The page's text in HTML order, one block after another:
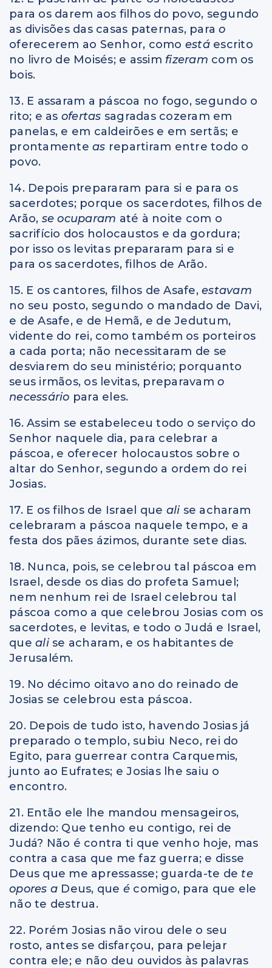
para os darem aos filhos do povo, segundo
as divisões das casas paternas, parao
oferecerem ao Senhor, como está escrito
no livro de Moisés; e assim fizeram com os
bois.
13. E assaram a páscoa no fogo, segundo o
rito; e as ofertas sagradas cozeram em
panelas, e em caldeirões e em sertãs; e
prontamente as repartiram entre todo o
povo.
14. Depois prepararam para si e para os
sacerdotes; porque os sacerdotes, filhos de
Arão, se ocuparam até à noite com o
sacrifício dos holocaustos e da gordura;
por isso os levitas prepararam para si e
para os sacerdotes, filhos de Arão.
15. E os cantores, filhos de Asafe, estavam
no seu posto, segundo o mandado de Davi,
e de Asafe, e de Hemã, e de Jedutum,
vidente do rei, como também os porteiros
a cada porta; não necessitaram de se
desviarem do seu ministério; porquanto
seus irmãos, os levitas, preparavam o
necessário para eles.
16. Assim se estabeleceu todo o serviço do
Senhor naquele dia, para celebrar a
páscoa, e oferecer holocaustos sobre o
altar do Senhor, segundo a ordem do rei
Josias.
17. E os filhos de Israel que ali se acharam
celebraram a páscoa naquele tempo, e a
festa dos pães ázimos, durante sete dias.
18. Nunca, pois, se celebrou tal páscoa em
Israel, desde os dias do profeta Samuel;
nem nenhum rei de Israel celebrou tal
páscoa como a que celebrou Josias com os
sacerdotes, e levitas, e todo o Judá e Israel,
que ali se acharam, e os habitantes de
Jerusalém.
19. No décimo oitavo ano do reinado de
Josias se celebrou esta páscoa.
20. Depois de tudo isto, havendo Josias já
preparado o templo, subiu Neco, rei do
Egito, para guerrear contra Carquemis,
junto ao Eufrates; e Josias lhe saiu o
encontro.
21. Então ele lhe mandou mensageiros,
dizendo: Que tenho eu contigo, rei de
Judá? Não é contra ti que venho hoje, mas
contra a casa que me faz guerra; e disse
Deus que me apressasse; guarda-te de te
opores a Deus, que é comigo, para que ele
não te destrua.
22. Porém Josias não virou dele o seu
rosto, antes se disfarçou, para pelejar
contra ele; e não deu ouvidos às palavras